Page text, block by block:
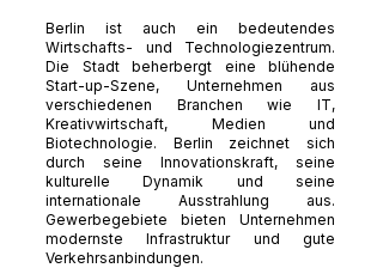
Berlin ist auch ein bedeutendes
Wirtschafts- und Technologiezentrum.
Die Stadt beherbergt eine blühende
Start-up-Szene, Unternehmen aus
verschiedenen Branchen wie IT,
Kreativwirtschaft, Medien und
Biotechnologie. Berlin zeichnet sich
durch seine Innovationskraft, seine
kulturelle Dynamik und seine
internationale Ausstrahlung aus.
Gewerbegebiete bieten Unternehmen
modernste Infrastruktur und gute
Verkehrsanbindungen.